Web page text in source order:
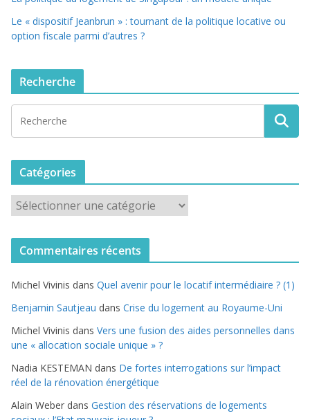
Le « dispositif Jeanbrun » : tournant de la politique locative ou
option fiscale parmi d’autres ?
Recherche
Catégories
t
o
r
i
e
Commentaires récents
Michel Vivinis dans Quel avenir pour le locatif intermédiaire ? (1)
Benjamin Sautjeau dans Crise du logement au Royaume-Uni
Michel Vivinis dans Vers une fusion des aides personnelles dans
une « allocation sociale unique » ?
Nadia KESTEMAN dans De fortes interrogations sur l’impact
réel de la rénovation énergétique
Alain Weber dans Gestion des réservations de logements